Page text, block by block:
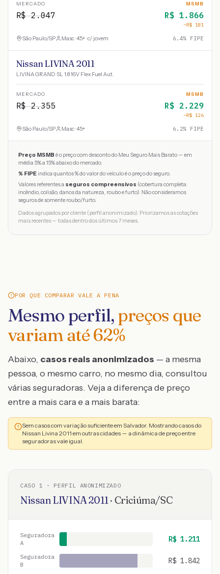
MERCADO
R$2.047
MSMB
R$ 1.866
−R$ 181
São Paulo/SP Masc · 45+ · c/ jovem 6.4% FIPE
Nissan LIVINA 2011
LIVINA GRAND SL 1.8 16V Flex Fuel Aut.
MERCADO
R$2.355
MSMB
R$ 2.229
−R$ 126
São Paulo/SP Masc · 45+ 6.2% FIPE
Preço MSMB é o preço com desconto do Meu Seguro Mais Barato — em
média 5% a 15% abaixo do mercado.
% FIPE indica quantos % do valor do veículo é o preço do seguro.
Valores referentes a seguros compreensivos (cobertura completa:
incêndio, colisão, danos da natureza, roubo e furto). Não consideramos
seguros de somente roubo/furto.
Dados agrupados por cliente (perfil anonimizado). Priorizamos as cotações
mais recentes — todas dentro dos últimos 7 meses.
POR QUE COMPARAR VALE A PENA
Mesmo perfil, preços que
variam até62%
Abaixo, casos reais anonimizados — a mesma
pessoa, o mesmo carro, no mesmo dia, consultou
várias seguradoras. Veja a diferença de preço
entre a mais cara e a mais barata:
Sem casos com variação suficiente em Salvador. Mostrando casos do
Nissan Livina 2011 em outras cidades — a dinâmica de preço entre
seguradoras vale igual.
CASO 1 · PERFIL ANONIMIZADO
NissanLIVINA2011· Criciúma/SC
Seguradora
A
R$ 1.211
Seguradora
B
R$ 1.842